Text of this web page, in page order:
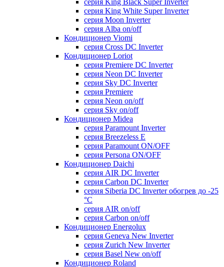
серия King Black Super Inverter
серия King White Super Inverter
серия Moon Inverter
серия Alba on/off
Кондиционер Viomi
серия Cross DC Inverter
Кондиционер Loriot
серия Premiere DC Inverter
серия Neon DC Inverter
серия Sky DC Inverter
серия Premiere
серия Neon on/off
серия Sky on/off
Кондиционер Midea
серия Paramount Inverter
серия Breezeless E
серия Paramount ON/OFF
серия Persona ON/OFF
Кондиционер Daichi
серия AIR DC Inverter
серия Carbon DC Inverter
серия Siberia DC Inverter обогрев до -25
°С
серия AIR on/off
серия Carbon on/off
Кондиционер Energolux
серия Geneva New Inverter
серия Zurich New Inverter
серия Basel New on/off
Кондиционер Roland